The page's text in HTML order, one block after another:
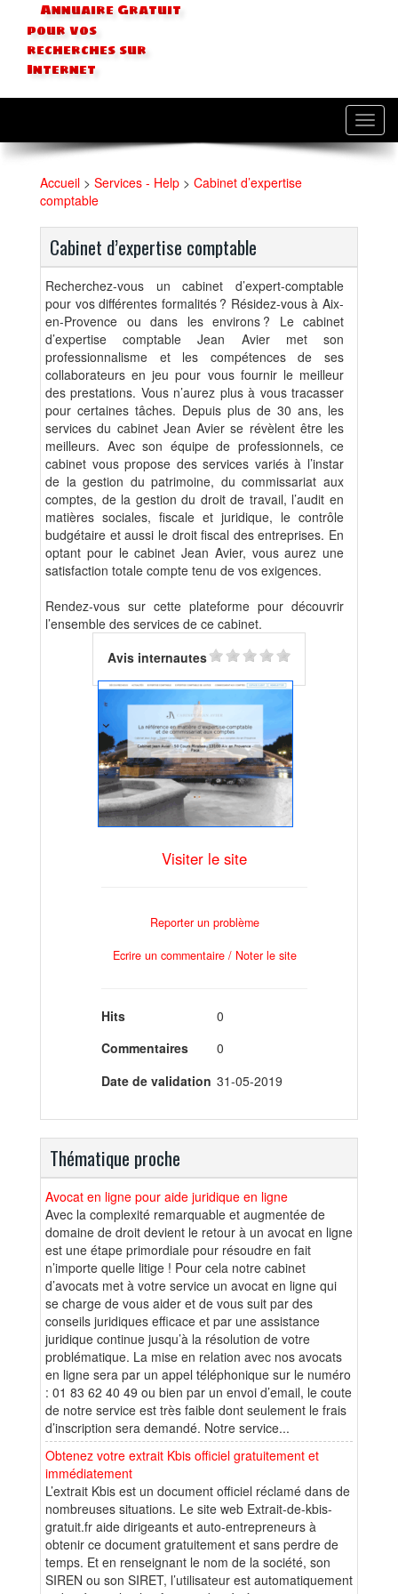
Annuaire Gratuit
pour vos
recherches sur
Internet
Accueil > Services - Help > Cabinet d’expertise
comptable
Cabinet d’expertise comptable
Recherchez-vous un cabinet d’expert-comptable
pour vos différentes formalités ? Résidez-vous à Aix-
en-Provence ou dans les environs ? Le cabinet
d’expertise comptable Jean Avier met son
professionnalisme et les compétences de ses
collaborateurs en jeu pour vous fournir le meilleur
des prestations. Vous n’aurez plus à vous tracasser
pour certaines tâches. Depuis plus de 30 ans, les
services du cabinet Jean Avier se révèlent être les
meilleurs. Avec son équipe de professionnels, ce
cabinet vous propose des services variés à l’instar
de la gestion du patrimoine, du commissariat aux
comptes, de la gestion du droit de travail, l’audit en
matières sociales, fiscale et juridique, le contrôle
budgétaire et aussi le droit fiscal des entreprises. En
optant pour le cabinet Jean Avier, vous aurez une
satisfaction totale compte tenu de vos exigences.
Rendez-vous sur cette plateforme pour découvrir
l’ensemble des services de ce cabinet.
Avis internautes
Visiter le site
Reporter un problème
Ecrire un commentaire / Noter le site
Hits
0
Commentaires
0
Date de validation 31-05-2019
Thématique proche
Avocat en ligne pour aide juridique en ligne
Avec la complexité remarquable et augmentée de
domaine de droit devient le retour à un avocat en ligne
est une étape primordiale pour résoudre en fait
n’importe quelle litige ! Pour cela notre cabinet
d’avocats met à votre service un avocat en ligne qui
se charge de vous aider et de vous suit par des
conseils juridiques efficace et par une assistance
juridique continue jusqu’à la résolution de votre
problématique. La mise en relation avec nos avocats
en ligne sera par un appel téléphonique sur le numéro
: 01 83 62 40 49 ou bien par un envoi d’email, le coute
de notre service est très faible dont seulement le frais
d’inscription sera demandé. Notre service...
Obtenez votre extrait Kbis officiel gratuitement et
immédiatement
L’extrait Kbis est un document officiel réclamé dans de
nombreuses situations. Le site web Extrait-de-kbis-
gratuit.fr aide dirigeants et auto-entrepreneurs à
obtenir ce document gratuitement et sans perdre de
temps. Et en renseignant le nom de la société, son
SIREN ou son SIRET, l’utilisateur est automatiquement